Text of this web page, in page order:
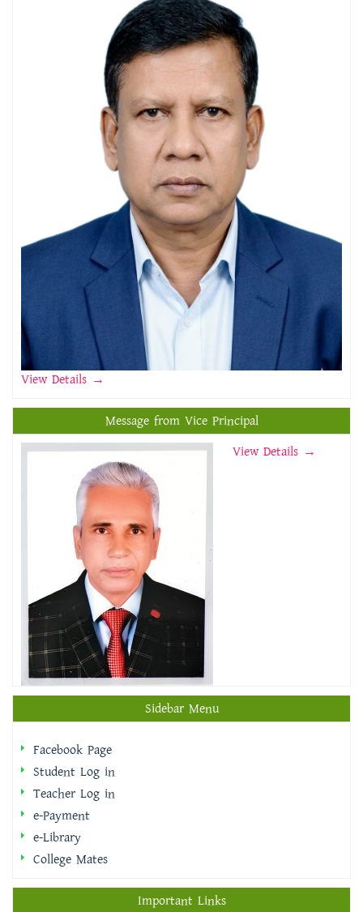
View Details →
Message from Vice Principal
View Details →
Sidebar Menu
Facebook Page
Student Log in
Teacher Log in
e-Payment
e-Library
College Mates
Important Links